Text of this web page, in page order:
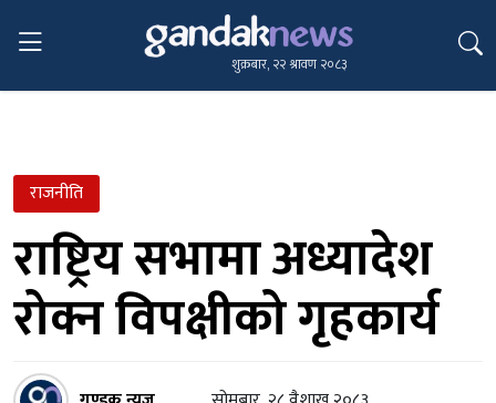
शुक्रबार, २२ श्रावण २०८३
राजनीति
राष्ट्रिय सभामा अध्यादेश
रोक्न विपक्षीको गृहकार्य